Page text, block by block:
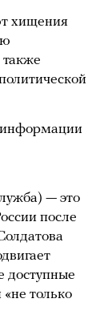
хищения
также
— это
после
доступные
«не только